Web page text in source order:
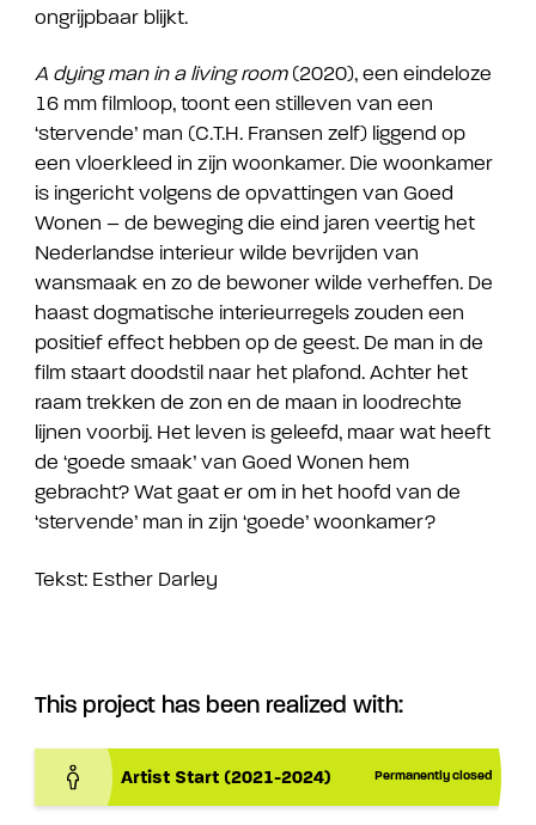
ongrijpbaar blijkt.
A dying man in a living room(2020), een eindeloze
16 mm filmloop, toont een stilleven van een
‘stervende’ man (C.T.H. Fransen zelf) liggend op
een vloerkleed in zijn woonkamer. Die woonkamer
is ingericht volgens de opvattingen van Goed
Wonen – de beweging die eind jaren veertig het
Nederlandse interieur wilde bevrijden van
wansmaak en zo de bewoner wilde verheffen. De
haast dogmatische interieurregels zouden een
positief effect hebben op de geest. De man in de
film staart doodstil naar het plafond. Achter het
raam trekken de zon en de maan in loodrechte
lijnen voorbij. Het leven is geleefd, maar wat heeft
de ‘goede smaak’ van Goed Wonen hem
gebracht? Wat gaat er om in het hoofd van de
‘stervende’ man in zijn ‘goede’ woonkamer?
Tekst: Esther Darley
This project has been realized with:
Artist Start (2021-2024) Permanently closed